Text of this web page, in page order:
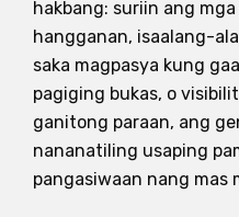
hakbang: suriin ang
hangganan, isaalang-
saka magpasya kung
pagiging bukas, o
ganitong paraan, ang
nananatiling usaping
pangasiwaan nang mas